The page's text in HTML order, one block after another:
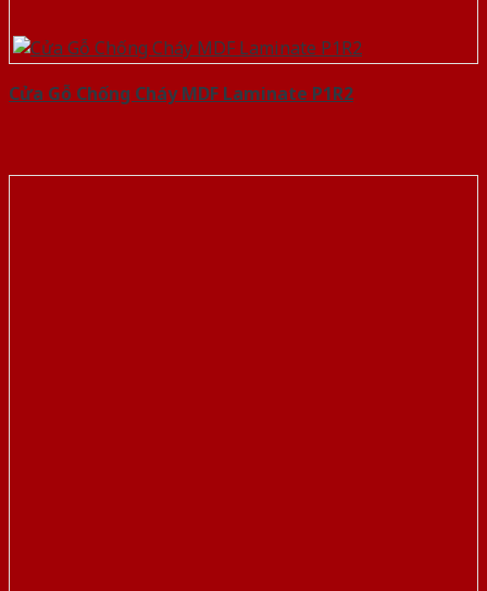
Cửa Gỗ Chống Cháy MDF Laminate P1R2